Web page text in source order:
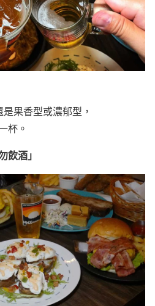
果香型或濃郁型，
杯。
飲酒」